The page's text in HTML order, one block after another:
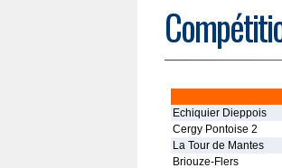
Echiquier Dieppois
Cergy Pontoise 2
La Tour de Mantes
Briouze-Flers